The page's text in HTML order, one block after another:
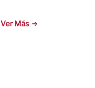
Ver Más